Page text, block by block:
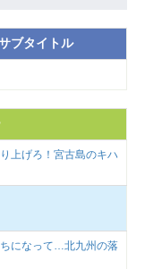
ブタイトル
上げろ！宮古島のキハ
になって…北九州の落